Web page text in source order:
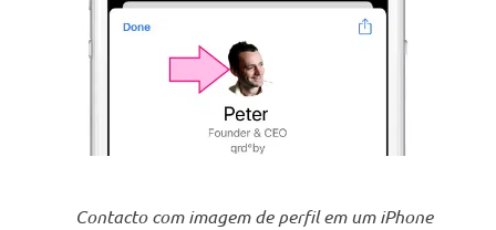
Contacto com imagem de perfil em um iPhone